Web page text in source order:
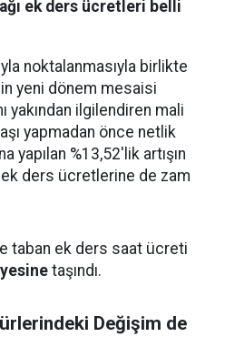
ek ders ücretleri belli
noktalanmasıyla birlikte
yeni dönem mesaisi
yakından ilgilendiren mali
yapmadan önce netlik
yapılan %13,52'lik artışın
ders ücretlerine de zam
taban ek ders saat ücreti
taşındı.
Değişim de